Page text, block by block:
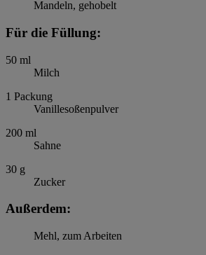
Mandeln, gehobelt
Für die Füllung:
50 ml
Milch
1 Packung
Vanillesoßenpulver
200 ml
Sahne
30 g
Zucker
Außerdem:
Mehl, zum Arbeiten